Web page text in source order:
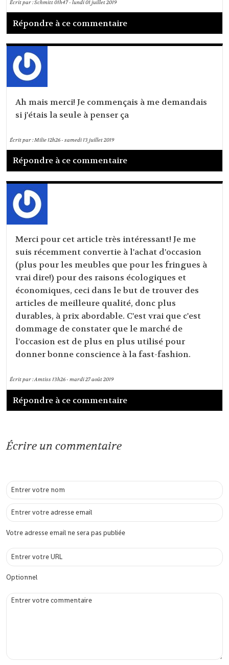
Écrit par :Schmitt01h47-lundi 01juillet 2019
Répondre à ce commentaire
Ah mais merci! Je commençais à me demandais
si j'étais la seule à penser ça
Écrit par :Milie12h26-samedi 13 juillet 2019
Répondre à ce commentaire
Merci pour cet article très intéressant! Je me
suis récemment convertie à l'achat d'occasion
(plus pour les meubles que pour les fringues à
vrai dire!) pour des raisons écologiques et
économiques, ceci dans le but de trouver des
articles de meilleure qualité, donc plus
durables, à prix abordable. C'est vrai que c'est
dommage de constater que le marché de
l'occasion est de plus en plus utilisé pour
donner bonne conscience à la fast-fashion.
Écrit par :Amtiss13h26-mardi 27août 2019
Répondre à ce commentaire
Écrire un commentaire
Votre adresse email ne sera pas publiée
Optionnel